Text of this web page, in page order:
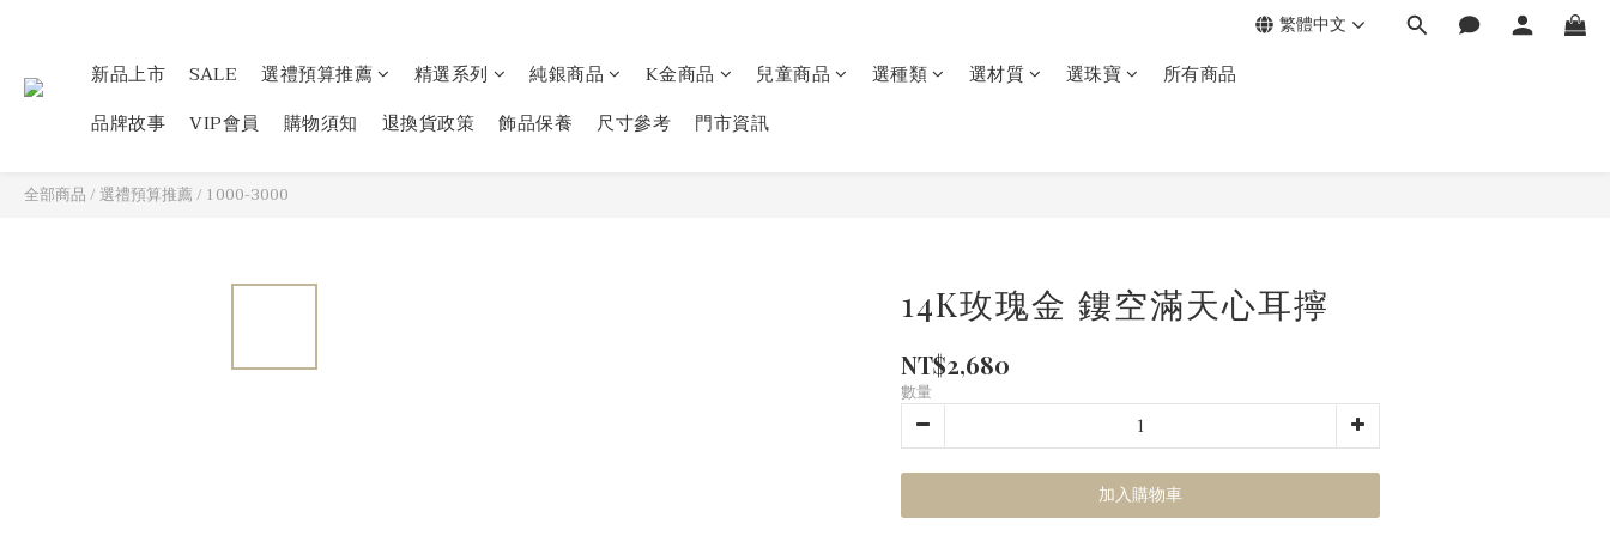
繁體中文
新品上市 SALE 選禮預算推薦 精選系列 純銀商品 K金商品 兒童商品 選種類 選材質 選珠寶
所有商品
品牌故事
VIP會員 購物須知 退換貨政策 飾品保養 尺寸參考 門市資訊
全部商品/選禮預算推薦/ 1000-3000
14K玫瑰金 鏤空滿天心耳擰
NT$2,680
數量
加入購物車